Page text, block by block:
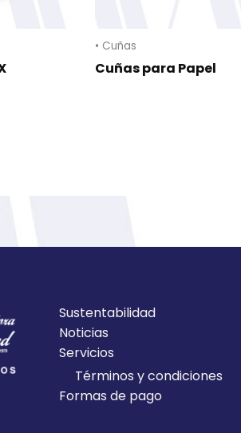
• Cuñas
Cuñas para Papel
Sustentabilidad
Noticias
Servicios
Términos y condiciones
Formas de pago